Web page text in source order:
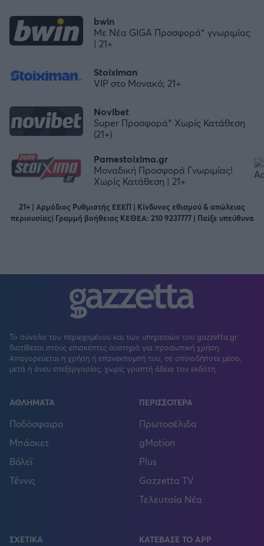
bwin
Με Νέα GIGA Προσφορά* γνωριμίας
| 21+
Stoiximan
VIP στο Μονακό; 21+
Novibet
Super Προσφορά* Χωρίς Κατάθεση
(21+)
Pamestoixima.gr
Μοναδική Προσφορά Γνωριμίας!
Χωρίς Κατάθεση | 21+
21+ | Αρμόδιος Ρυθμιστής ΕΕΕΠ | Κίνδυνος εθισμού & απώλειας
περιουσίας| Γραμμή βοήθειας ΚΕΘΕΑ: 210 9237777 | Παίξε υπεύθυνα
Το σύνολο του περιεχομένου και των υπηρεσιών του gazzetta.gr
διατίθεται στους επισκέπτες αυστηρά για προσωπική χρήση.
Απαγορεύεται η χρήση ή επανεκπομπή του, σε οποιοδήποτε μέσο,
μετά ή άνευ επεξεργασίας, χωρίς γραπτή άδεια του εκδότη.
ΑΘΛΗΜΑΤΑ
Ποδόσφαιρο
Μπάσκετ
Βόλεϊ
Τέννις
ΠΕΡΙΣΣΟΤΕΡΑ
Πρωτοσέλιδα
gMotion
Plus
Gazzetta TV
Τελευταία Νέα
ΣΧΕΤΙΚΑ ΚΑΤΕΒΑΣΕ ΤΟ APP